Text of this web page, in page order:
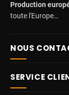
Production
toute l'Europe…
NOUS
SERVICE